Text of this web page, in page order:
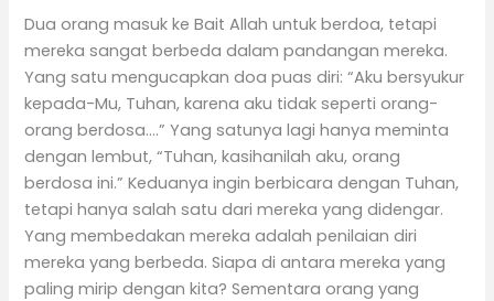
Dua orang masuk ke Bait Allah untuk berdoa, tetapi
mereka sangat berbeda dalam pandangan mereka.
Yang satu mengucapkan doa puas diri: “Aku bersyukur
kepada-Mu, Tuhan, karena aku tidak seperti orang-
orang berdosa….” Yang satunya lagi hanya meminta
dengan lembut, “Tuhan, kasihanilah aku, orang
berdosa ini.” Keduanya ingin berbicara dengan Tuhan,
tetapi hanya salah satu dari mereka yang didengar.
Yang membedakan mereka adalah penilaian diri
mereka yang berbeda. Siapa di antara mereka yang
paling mirip dengan kita? Sementara orang yang